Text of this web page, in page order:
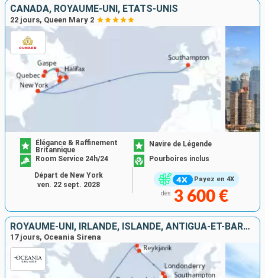
CANADA, ROYAUME-UNI, ÉTATS-UNIS
22 jours, Queen Mary 2
Payez en 4X
Élégance & Raffinement
Britannique
Navire de Légende
Room Service 24h/24
Pourboires inclus
dès 3 600 €
Départ de New York
ven. 22 sept. 2028
ROYAUME-UNI, IRLANDE, ISLANDE, ANTIGUA-ET-BARBUDA, CANADA, ÉTATS-UNIS
17 jours, Oceania Sirena